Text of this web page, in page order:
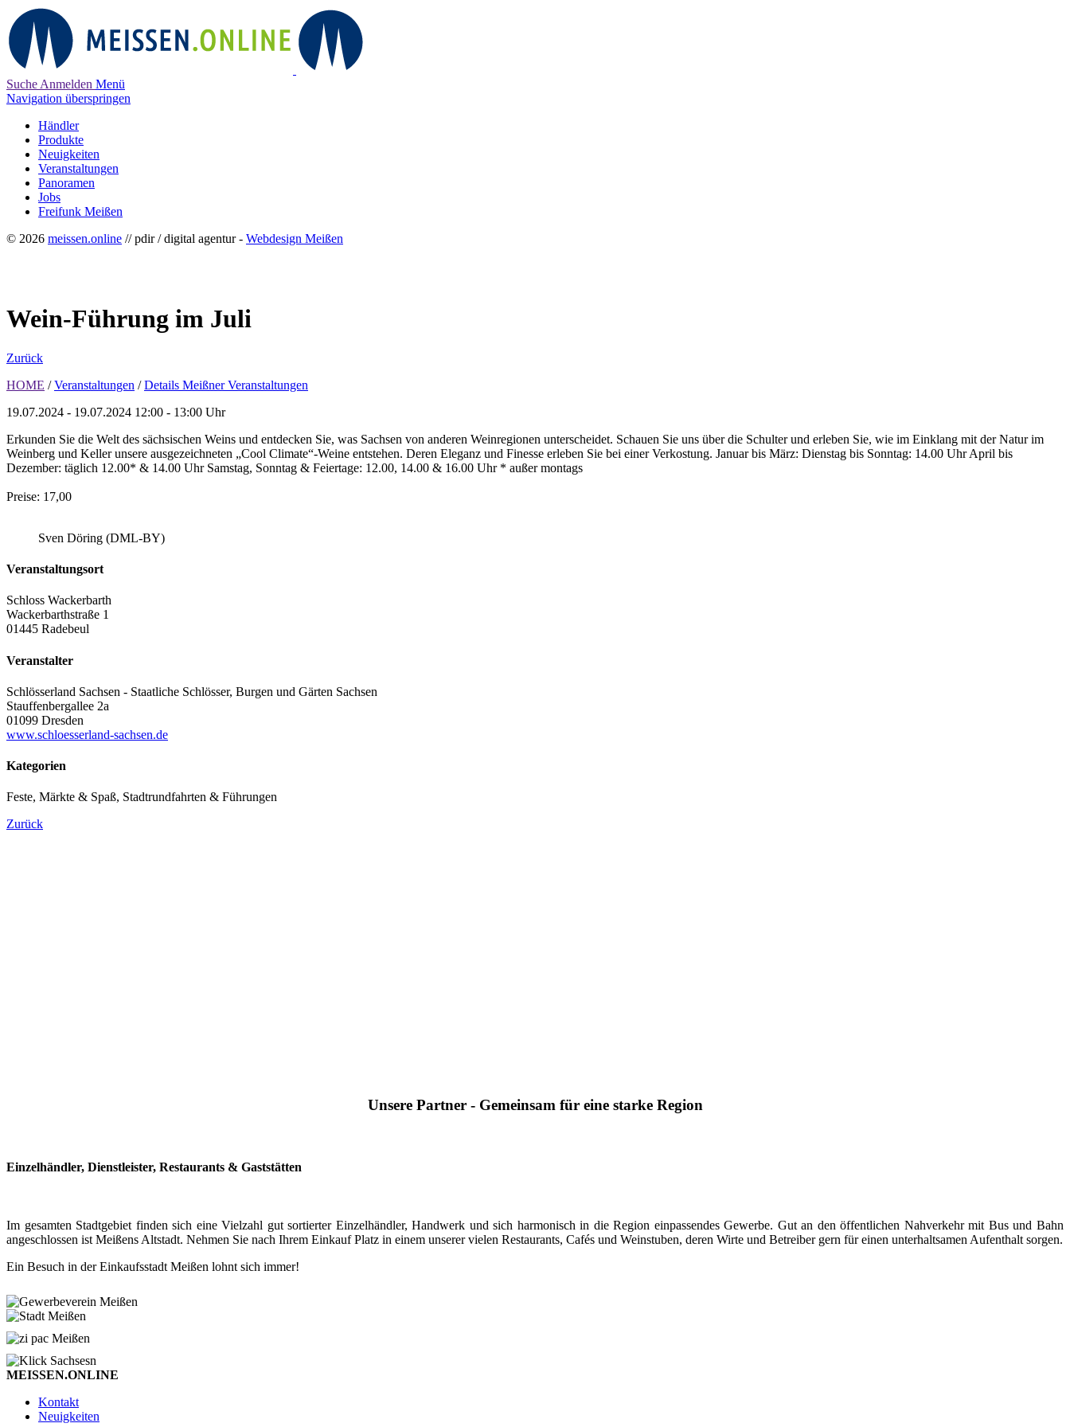
Suche Anmelden Menü
Navigation überspringen
Händler
Produkte
Neuigkeiten
Veranstaltungen
Panoramen
Jobs
Freifunk Meißen
© 2026 meissen.online // pdir / digital agentur - Webdesign Meißen
Wein-Führung im Juli
Zurück
HOME / Veranstaltungen / Details Meißner Veranstaltungen
19.07.2024 - 19.07.2024 12:00 - 13:00 Uhr
Erkunden Sie die Welt des sächsischen Weins und entdecken Sie, was Sachsen von anderen Weinregionen unterscheidet. Schauen Sie uns über die Schulter und erleben Sie, wie im Einklang mit der Natur im
Weinberg und Keller unsere ausgezeichneten „Cool Climate“-Weine entstehen. Deren Eleganz und Finesse erleben Sie bei einer Verkostung. Januar bis März: Dienstag bis Sonntag: 14.00 Uhr April bis
Dezember: täglich 12.00* & 14.00 Uhr Samstag, Sonntag & Feiertage: 12.00, 14.00 & 16.00 Uhr * außer montags
Preise: 17,00
Sven Döring (DML-BY)
Veranstaltungsort
Schloss Wackerbarth
Wackerbarthstraße 1
01445 Radebeul
Veranstalter
Schlösserland Sachsen - Staatliche Schlösser, Burgen und Gärten Sachsen
Stauffenbergallee 2a
01099 Dresden
www.schloesserland-sachsen.de
Kategorien
Feste, Märkte & Spaß, Stadtrundfahrten & Führungen
Zurück
Unsere Partner - Gemeinsam für eine starke Region
Einzelhändler, Dienstleister, Restaurants & Gaststätten
Im gesamten Stadtgebiet finden sich eine Vielzahl gut sortierter Einzelhändler, Handwerk und sich harmonisch in die Region einpassendes Gewerbe. Gut an den öffentlichen Nahverkehr mit Bus und Bahn
angeschlossen ist Meißens Altstadt. Nehmen Sie nach Ihrem Einkauf Platz in einem unserer vielen Restaurants, Cafés und Weinstuben, deren Wirte und Betreiber gern für einen unterhaltsamen Aufenthalt sorgen.
Ein Besuch in der Einkaufsstadt Meißen lohnt sich immer!
MEISSEN.ONLINE
Kontakt
Neuigkeiten